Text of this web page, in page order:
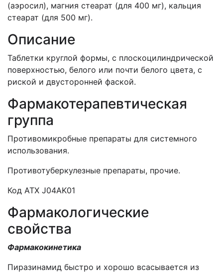
(аэросил), магния стеарат (для 400 мг), кальция
стеарат (для 500 мг).
Описание
Таблетки круглой формы, с плоскоцилиндрической
поверхностью, белого или почти белого цвета, с
риской и двусторонней фаской.
Фармакотерапевтическая
группа
Противомикробные препараты для системного
использования.
Противотуберкулезные препараты, прочие.
Код АТХ J04AK01
Фармакологические
свойства
Фармакокинетика
Пиразинамид быстро и хорошо всасывается из